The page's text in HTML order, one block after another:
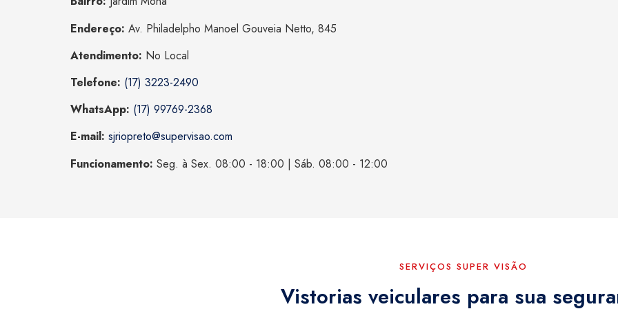
Endereço: Av. Philadelpho Manoel Gouveia Netto, 845
Atendimento: No Local
Telefone: (17) 3223-2490
WhatsApp: (17) 99769-2368
E-mail: sjriopreto@supervisao.com
Funcionamento: Seg. à Sex. 08:00 - 18:00 | Sáb. 08:00 - 12:00
SERVIÇOS SUPER VISÃO
Vistorias veiculares para sua